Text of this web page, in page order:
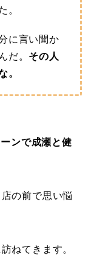
。
に言い聞か
だ。 その人
。
ンで成瀬と健
の前で思い悩
ねてきます。